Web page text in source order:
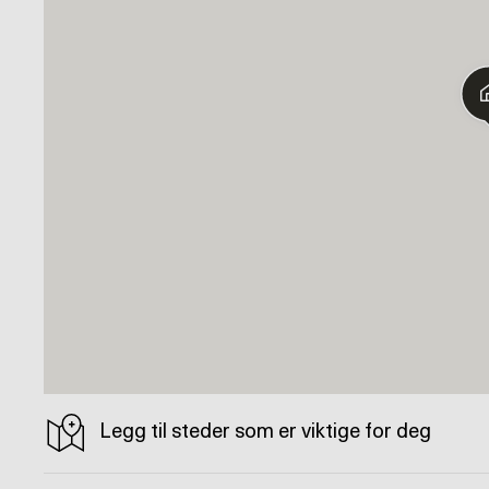
Legg til steder som er viktige for deg